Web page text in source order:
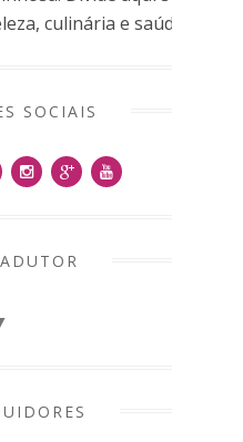
culinária e saúde.
SOCIAIS